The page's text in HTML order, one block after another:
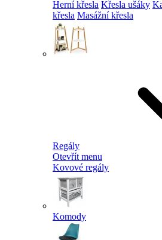
Herní křesla Křesla ušáky
křesla Masážní křesla
Regály
Otevřít menu
Kovové regály
Komody